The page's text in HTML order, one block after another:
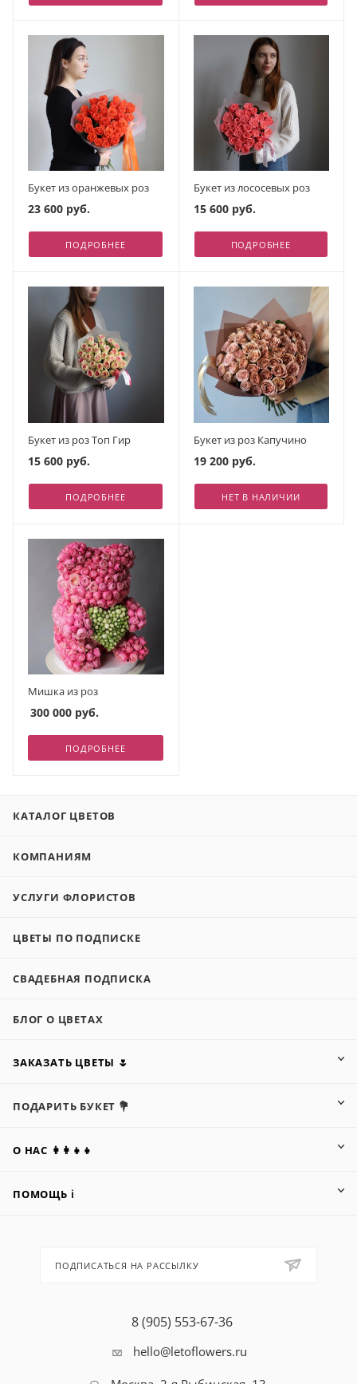
Букет из оранжевых роз
23 600 руб.
ПОДРОБНЕЕ
Букет из лососевых роз
15 600 руб.
ПОДРОБНЕЕ
Букет из роз Топ Гир
15 600 руб.
ПОДРОБНЕЕ
Букет из роз Капучино
19 200 руб.
НЕТ В НАЛИЧИИ
Мишка из роз
300 000 руб.
ПОДРОБНЕЕ
КАТАЛОГ ЦВЕТОВ
КОМПАНИЯМ
УСЛУГИ ФЛОРИСТОВ
ЦВЕТЫ ПО ПОДПИСКЕ
СВАДЕБНАЯ ПОДПИСКА
БЛОГ О ЦВЕТАХ
ЗАКАЗАТЬ ЦВЕТЫ 🌷
ПОДАРИТЬ БУКЕТ 💐
О НАС 👩‍👩‍👧‍👧
ПОМОЩЬ ℹ️
ПОДПИСАТЬСЯ НА РАССЫЛКУ
8 (905) 553-67-36
hello@letoflowers.ru